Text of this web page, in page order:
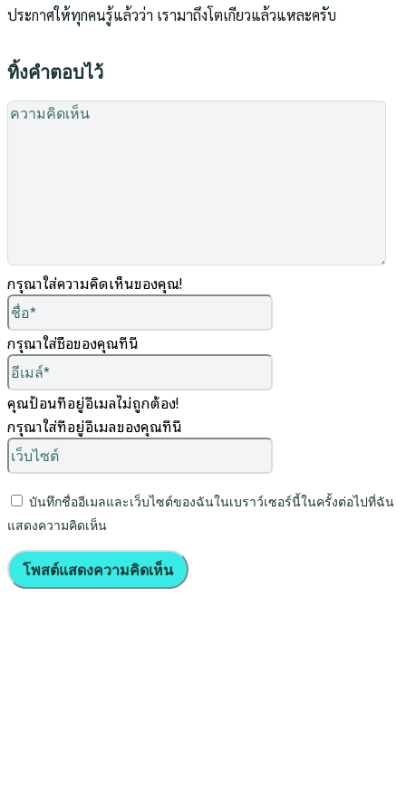
ประกาศให้ทุกคนรู้แล้วว่า เรามาถึงโตเกียวแล้วแหละครับ
ทิ้งคำตอบไว้
คว
กรุณาใส่ความคิดเห็นของคุณ!
ชื่อ*
กรุณาใส่ชื่อของคุณที่นี่
อีเมล์*
คุณป้อนที่อยู่อีเมลไม่ถูกต้อง!
กรุณาใส่ที่อยู่อีเมลของคุณที่นี่
เว็บไซต์
บันทึกชื่ออีเมลและเว็บไซต์ของฉันในเบราว์เซอร์นี้ในครั้งต่อไปที่ฉัน
แสดงความคิดเห็น